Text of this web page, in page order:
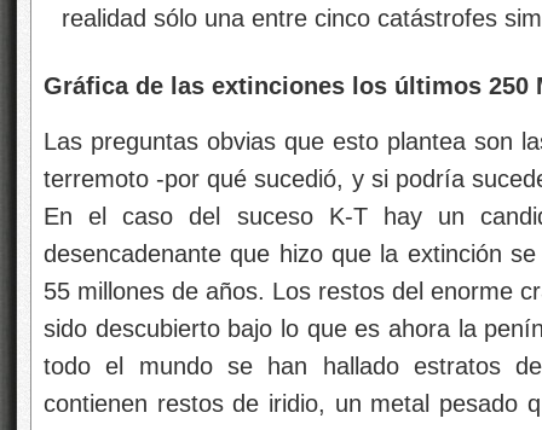
Gráfica de las extinciones los últimos 250
Las preguntas obvias que esto plantea son
terremoto -por qué sucedió, y si podría
En el caso del suceso K-T hay un
desencadenante que hizo que la extinción
55 millones de años. Los restos del enorme
sido descubierto bajo lo que es ahora la
todo el mundo se han hallado estratos
contienen restos de iridio, un metal pesado